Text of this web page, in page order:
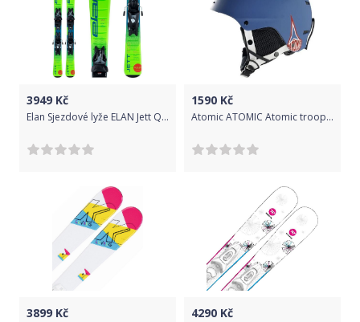
3949 Kč
Elan Sjezdové lyže ELAN Jett QS + EL 4.5 Zelená 80 cm
1590 Kč
Atomic ATOMIC Atomic troop jr.modrá 15/16
3899 Kč 4290 Kč